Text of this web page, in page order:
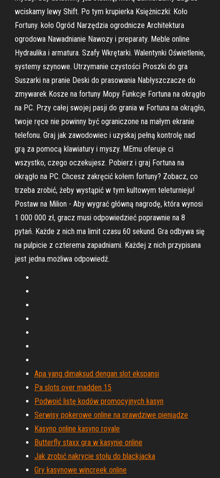
wciskamy lewy Shift. Po tym krupierka Księżniczki: Koło
Fortuny. koło Ogród Narzędzia ogrodnicze Architektura
ogrodowa Nawadnianie Nawozy i preparaty. Meble online
Hydraulika i armatura. Szafy Wkrętarki. Walentynki Oświetlenie,
systemy szynowe. Utrzymanie czystości Proszki do gra
Suszarki na pranie Deski do prasowania Nabłyszczacze do
zmywarek Kosze na fortuny Mopy Funkcje Fortuna na okrągło
na PC. Przy całej swojej pasji do grania w Fortuna na okrągło,
twoje ręce nie powinny być ograniczone na małym ekranie
telefonu. Graj jak zawodowiec i uzyskaj pełną kontrolę nad
grą za pomocą klawiatury i myszy. MEmu oferuje ci
wszystko, czego oczekujesz. Pobierz i graj Fortuna na
okrągło na PC. Chcesz zakręcić kołem fortuny? Zobacz, co
trzeba zrobić, żeby wystąpić w tym kultowym teleturnieju!
Postaw na Milion - Aby wygrać główną nagrodę, która wynosi
1 000 000 zł, gracz musi odpowiedzieć poprawnie na 8
pytań. Każde z nich ma limit czasu 60 sekund. Gra odbywa się
na pulpicie z czterema zapadniami. Każdej z nich przypisana
jest jedna możliwa odpowiedź.
Apa yang dimaksud dengan slot ekspansi
Pa slots over madden 15
Podwoić listę kodów promocyjnych kasyn
Serwisy pokerowe online na prawdziwe pieniądze
Kasyno online kasyno royale
Butterfly staxx gra w kasynie online
Jak zrobić nakrycie stołu do blackjacka
Gry kasynowe wincreek online